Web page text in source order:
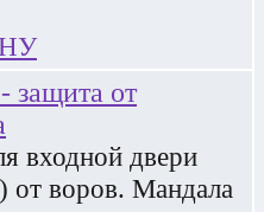
защита от
входной двери
от воров. Мандала